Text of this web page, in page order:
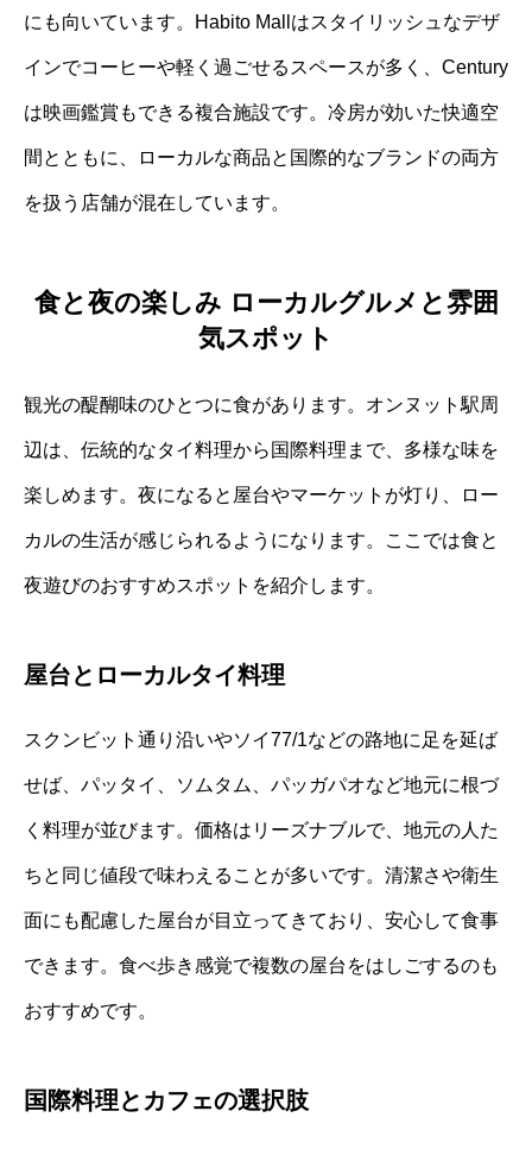
にも向いています。Habito Mallはスタイリッシュなデザ
インでコーヒーや軽く過ごせるスペースが多く、Century
は映画鑑賞もできる複合施設です。冷房が効いた快適空
間とともに、ローカルな商品と国際的なブランドの両方
を扱う店舗が混在しています。
食と夜の楽しみ ローカルグルメと雰囲
気スポット
観光の醍醐味のひとつに食があります。オンヌット駅周
辺は、伝統的なタイ料理から国際料理まで、多様な味を
楽しめます。夜になると屋台やマーケットが灯り、ロー
カルの生活が感じられるようになります。ここでは食と
夜遊びのおすすめスポットを紹介します。
屋台とローカルタイ料理
スクンビット通り沿いやソイ77/1などの路地に足を延ば
せば、パッタイ、ソムタム、パッガパオなど地元に根づ
く料理が並びます。価格はリーズナブルで、地元の人た
ちと同じ値段で味わえることが多いです。清潔さや衛生
面にも配慮した屋台が目立ってきており、安心して食事
できます。食べ歩き感覚で複数の屋台をはしごするのも
おすすめです。
国際料理とカフェの選択肢